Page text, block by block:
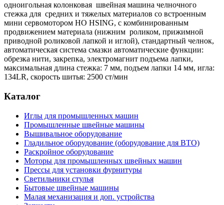
одноигольная колонковая швейная машина челночного
стежка для средних и тяжелых материалов со встроенным
мини сервомотором HO HSING, с комбинированным
продвижением материала (нижним роликом, прижимной
приводной роликовой лапкой и иглой), стандартный челнок,
автоматическая система смазки автоматические функции:
обрезка нити, закрепка, электромагнит подъема лапки,
максимальная длина стежка: 7 мм, подъем лапки 14 мм, игла:
134LR, скорость шитья: 2500 ст/мин
Каталог
Иглы для промышленных машин
Промышленные швейные машины
Вышивальное оборудование
Гладильное оборудование (оборудование для ВТО)
Раскройное оборудование
Моторы для промышленных швейных машин
Прессы для установки фурнитуры
Светильники стулья
Бытовые швейные машины
Малая механизация и доп. устройства